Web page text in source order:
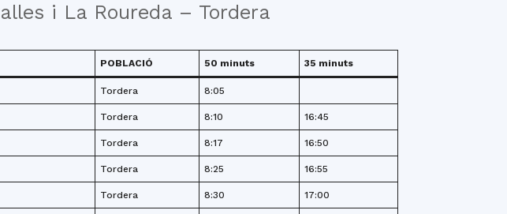
i La Roureda – Tordera
POBLACIÓ 50 minuts 35 minuts
Tordera 8:05
Tordera 8:10 16:45
Tordera 8:17 16:50
Tordera 8:25 16:55
Tordera 8:30 17:00